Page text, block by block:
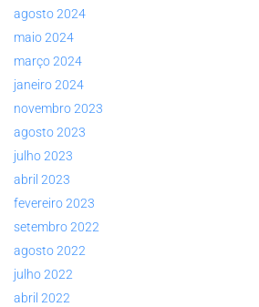
agosto 2024
maio 2024
março 2024
janeiro 2024
novembro 2023
agosto 2023
julho 2023
abril 2023
fevereiro 2023
setembro 2022
agosto 2022
julho 2022
abril 2022